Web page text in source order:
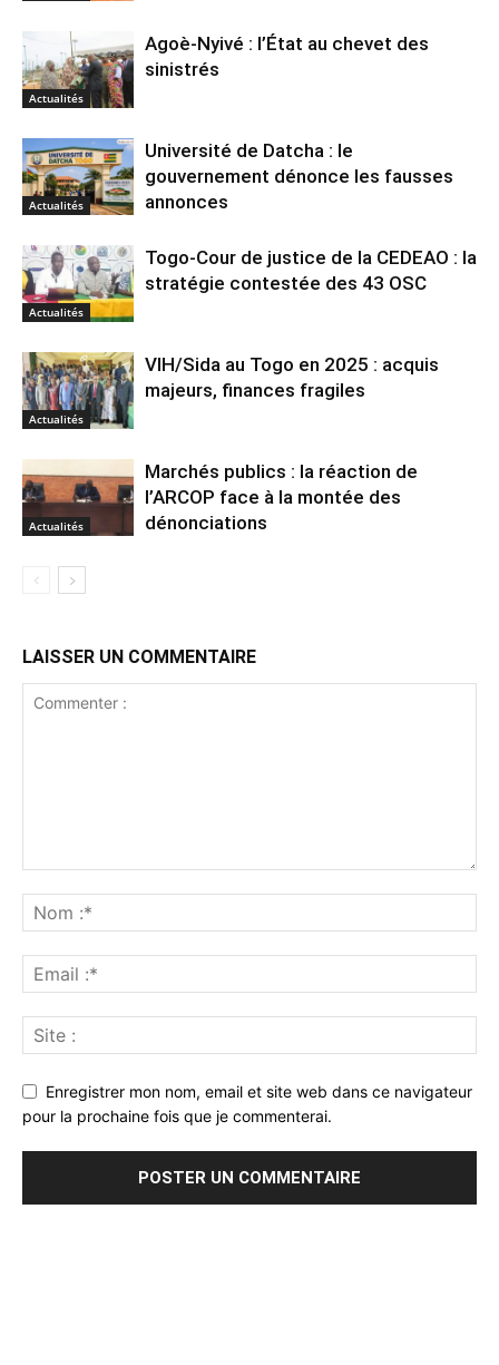
Actualités
Agoè-Nyivé : l’État au chevet des
sinistrés
Actualités
Université de Datcha : le
gouvernement dénonce les fausses
annonces
Actualités
Togo-Cour de justice de la CEDEAO : la
stratégie contestée des 43 OSC
Actualités
VIH/Sida au Togo en 2025 : acquis
majeurs, finances fragiles
Actualités
Marchés publics : la réaction de
l’ARCOP face à la montée des
dénonciations
LAISSER UN COMMENTAIRE
Enregistrer mon nom, email et site web dans ce navigateur
pour la prochaine fois que je commenterai.